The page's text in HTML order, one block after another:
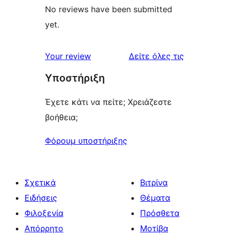
No reviews have been submitted
yet.
Your review Δείτε όλες τις
Υποστήριξη
Έχετε κάτι να πείτε; Χρειάζεστε
βοήθεια;
Φόρουμ υποστήριξης
Σχετικά
Ειδήσεις
Φιλοξενία
Απόρρητο
Βιτρίνα
Θέματα
Πρόσθετα
Μοτίβα